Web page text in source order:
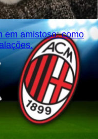
em amistoso: como